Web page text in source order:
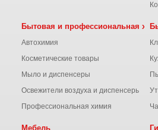
Бытовая и профессиональная
Автохимия
Косметические товары
Мыло и диспенсеры
Освежители воздуха и диспенсеры
Профессиональная химия
Мебель